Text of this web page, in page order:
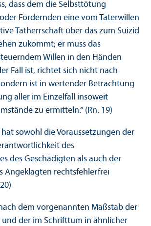
dass dem die Selbsttötung
Fördernden eine vom Täterwillen
Tatherrschaft über das zum Suizid
zukommt; er muss das
Willen in den Händen
Fall ist, richtet sich nicht nach
ist in wertender Betrachtung
aller im Einzelfall insoweit
zu ermitteln.“ (Rn. 19)
sowohl die Voraussetzungen der
des
des Geschädigten als auch der
Angeklagten rechts­fehlerfrei
dem vorgenannten Maßstab der
und der im Schrifttum in ähnlicher